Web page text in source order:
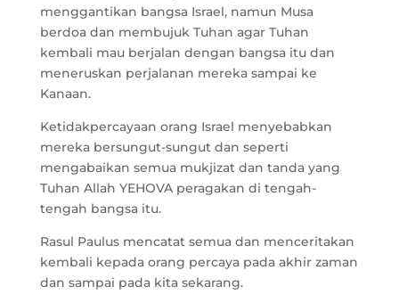
menggantikan bangsa Israel, namun Musa
berdoa dan membujuk Tuhan agar Tuhan
kembali mau berjalan dengan bangsa itu dan
meneruskan perjalanan mereka sampai ke
Kanaan.
Ketidakpercayaan orang Israel menyebabkan
mereka bersungut-sungut dan seperti
mengabaikan semua mukjizat dan tanda yang
Tuhan Allah YEHOVA peragakan di tengah-
tengah bangsa itu.
Rasul Paulus mencatat semua dan menceritakan
kembali kepada orang percaya pada akhir zaman
dan sampai pada kita sekarang.